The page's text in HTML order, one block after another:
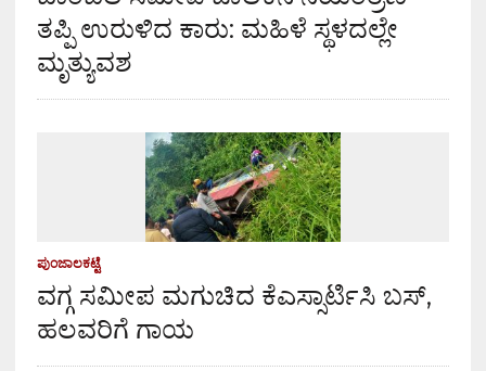
ತಪ್ಪಿ ಉರುಳಿದ ಕಾರು: ಮಹಿಳೆ ಸ್ಥಳದಲ್ಲೇ
ಮೃತ್ಯುವಶ
ಪುಂಜಾಲಕಟ್ಟೆ
ವಗ್ಗ ಸಮೀಪ ಮಗುಚಿದ ಕೆಎಸ್ಸಾರ್ಟಿಸಿ ಬಸ್,
ಹಲವರಿಗೆ ಗಾಯ